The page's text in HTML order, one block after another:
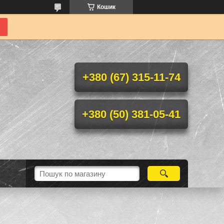
Кошик
+380 (67) 315-11-74
+380 (50) 381-05-41